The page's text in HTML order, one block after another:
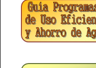
Comisión de